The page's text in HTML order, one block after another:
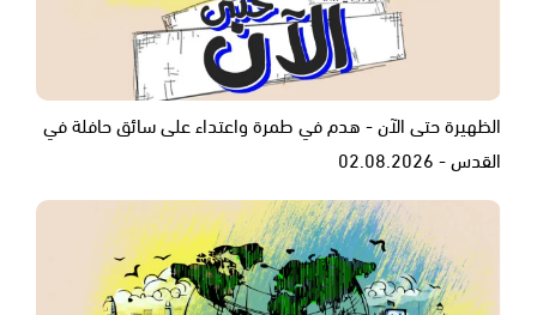
الظهيرة حتى الآن - هدم في طمرة واعتداء على سائق حافلة في
القدس - 02.08.2026